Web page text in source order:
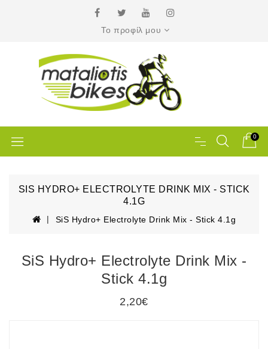
Το προφίλ μου
0
SIS HYDRO+ ELECTROLYTE DRINK MIX - STICK
4.1G
SiS Hydro+ Electrolyte Drink Mix - Stick 4.1g
SiS Hydro+ Electrolyte Drink Mix -
Stick 4.1g
2,20€